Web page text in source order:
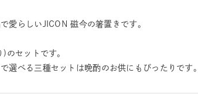
愛らしいJICON 磁今の箸置きです。
のセットです。
選べる三種セットは晩酌のお供にもぴったりです。